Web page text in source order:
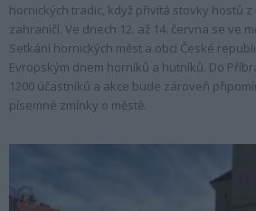
hornických tradic, když přivítá stovky hostů
zahraničí. Ve dnech 12. až 14. června se ve
Setkání hornických měst a obcí České
Evropským dnem horníků a hutníků. Do
1200 účastníků a akce bude zároveň
písemné zmínky o městě.